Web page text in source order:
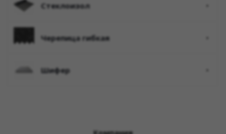
стеклоизол
черепица гибкая
шифер